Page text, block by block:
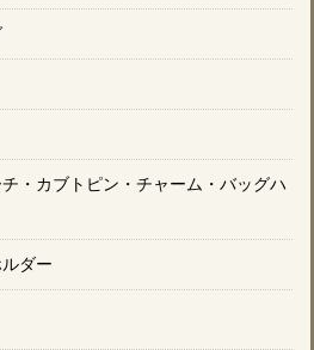
・カブトピン・チャーム・バッグハ
ダー